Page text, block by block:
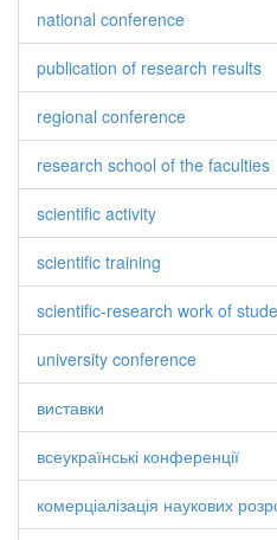
national conference
publication of research results
regional conference
research school of the faculties
scientific activity
scientific training
scientific-research work of
university conference
виставки
всеукраїнські конференції
комерціалізація наукових